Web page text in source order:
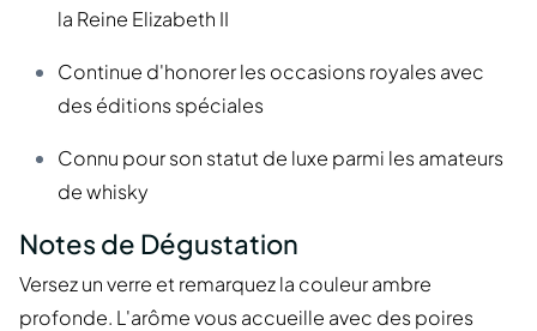
la Reine Elizabeth II
Continue d'honorer les occasions royales avec
des éditions spéciales
Connu pour son statut de luxe parmi les amateurs
de whisky
Notes de Dégustation
Versez un verre et remarquez la couleur ambre
profonde. L'arôme vous accueille avec des poires